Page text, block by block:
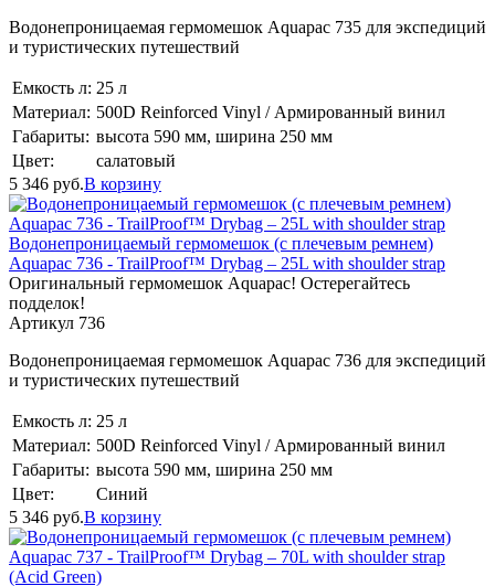
Водонепроницаемая гермомешок Aquapac 735 для экспедиций
и туристических путешествий
Емкость л: 25 л
Материал: 500D Reinforced Vinyl / Армированный винил
Габариты: высота 590 мм, ширина 250 мм
Цвет:
салатовый
5 346 руб.В корзину
Водонепроницаемый гермомешок (с плечевым ремнем)
Aquapac 736 - TrailProof™ Drybag – 25L with shoulder strap
Оригинальный гермомешок Aquapac! Остерегайтесь
подделок!
Артикул 736
Водонепроницаемая гермомешок Aquapac 736 для экспедиций
и туристических путешествий
Емкость л: 25 л
Материал: 500D Reinforced Vinyl / Армированный винил
Габариты: высота 590 мм, ширина 250 мм
Цвет:
Синий
5 346 руб.В корзину